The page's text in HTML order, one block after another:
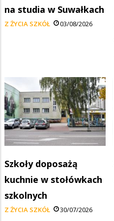
na studia w Suwałkach
Z ŻYCIA SZKÓŁ 03/08/2026
Szkoły doposażą
kuchnie w stołówkach
szkolnych
Z ŻYCIA SZKÓŁ 30/07/2026